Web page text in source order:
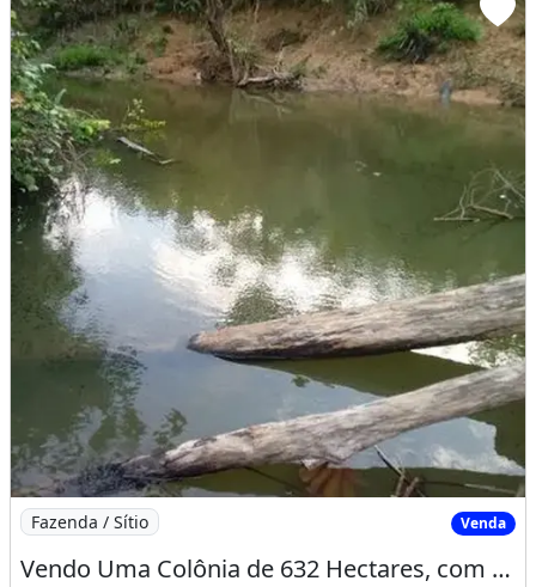
Imagem: Vendo Uma Colônia de 632 Hectares, com
Fazenda / Sítio Venda
Vendo Uma Colônia de 632 Hectares, com 35 Hectares de Pasto Mais 40 Hectare